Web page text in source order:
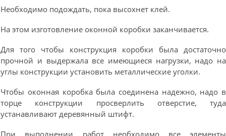
Необходимо подождать, пока высохнет клей.
На этом изготовление оконной коробки заканчивается.
Для того чтобы конструкция коробки была достаточно
прочной и выдержала все имеющиеся нагрузки, надо на
углы конструкции установить металлические уголки.
Чтобы оконная коробка была соединена надежно, надо в
торце конструкции просверлить отверстие, туда
устанавливают деревянный штифт.
При выполнении работ необходимо все элементы